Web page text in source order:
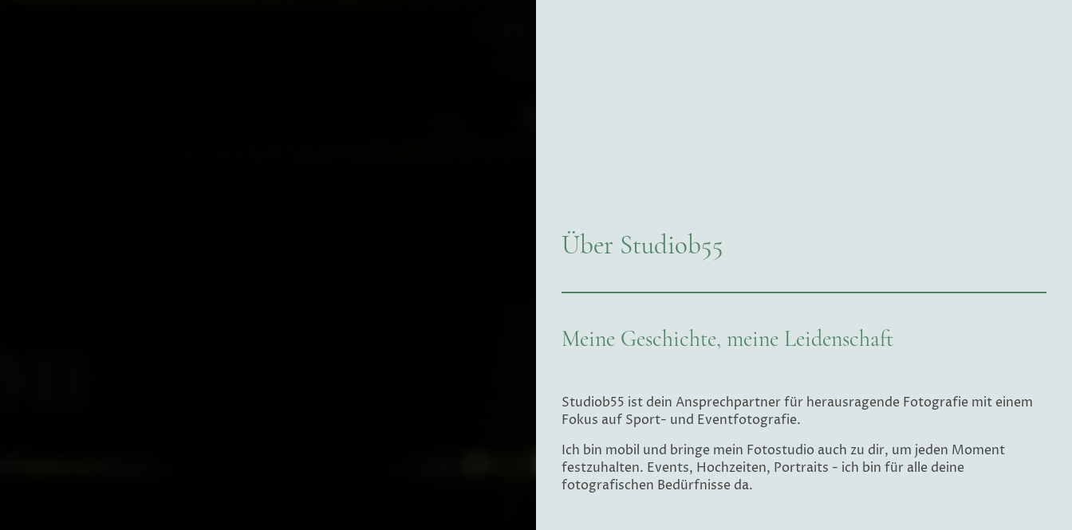
Über Studiob55
Meine Geschichte, meine Leidenschaft
Studiob55 ist dein Ansprechpartner für herausragende Fotografie mit einem
Fokus auf Sport- und Eventfotografie.
Ich bin mobil und bringe mein Fotostudio auch zu dir, um jeden Moment
festzuhalten. Events, Hochzeiten, Portraits - ich bin für alle deine
fotografischen Bedürfnisse da.